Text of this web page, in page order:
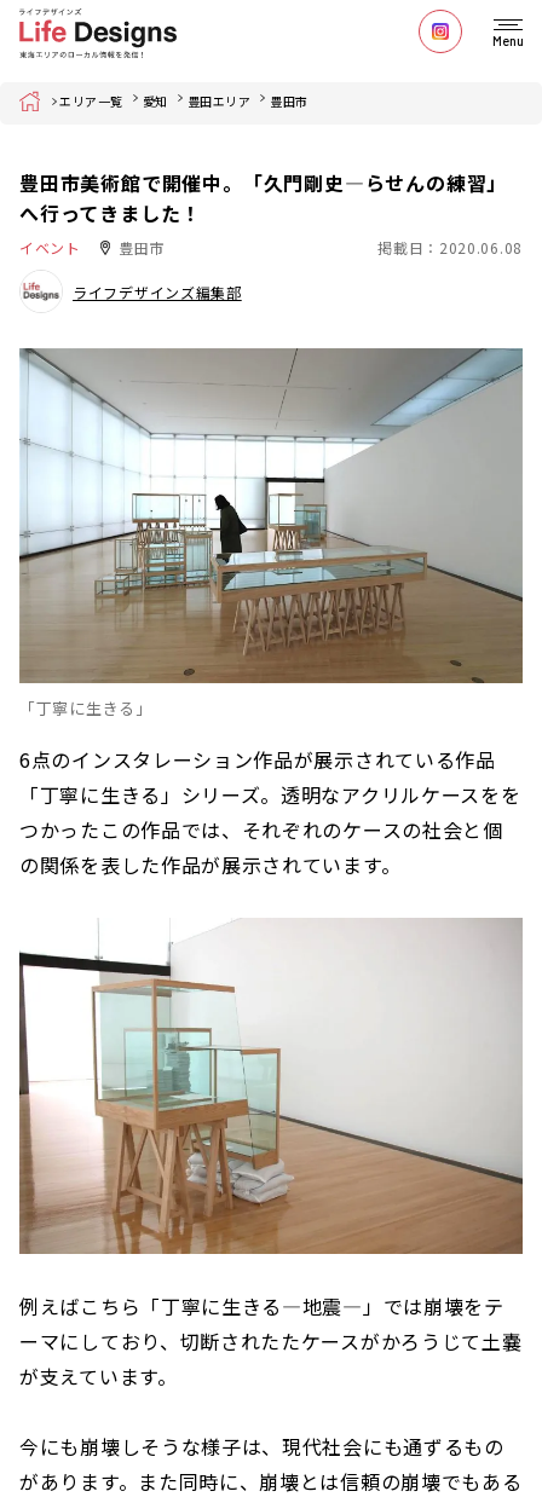
Menu
Home エリア一覧 愛知 豊田エリア 豊田市
豊田市美術館で開催中。「久門剛史―らせんの練習」
へ行ってきました！
イベント 豊田市 掲載日：2020.06.08
ライフデザインズ編集部
「丁寧に生きる」
6点のインスタレーション作品が展示されている作品
「丁寧に生きる」シリーズ。透明なアクリルケースをを
つかったこの作品では、それぞれのケースの社会と個
の関係を表した作品が展示されています。
例えばこちら「丁寧に生きる—地震—」では崩壊をテ
ーマにしており、切断されたたケースがかろうじて土嚢
が支えています。
今にも崩壊しそうな様子は、現代社会にも通ずるもの
があります。また同時に、崩壊とは信頼の崩壊でもある